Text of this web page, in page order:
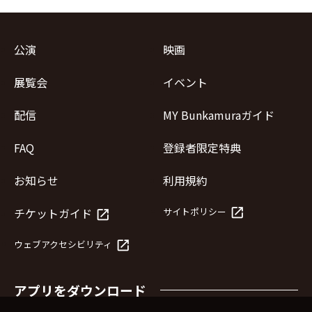
アプリをダウンロード
公演
映画
展覧会
イベント
配信
MY Bunkamuraガイド
FAQ
登録者限定特典
お知らせ
利用規約
チケットガイド launch サイトポリシー launch
ウェブアクセシビリティ launch